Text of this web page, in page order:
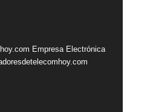
Empresa Electrónica